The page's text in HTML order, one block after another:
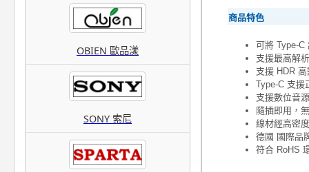
OBIEN 歐品漾
SONY 索尼
商品特色
可將 Type-C
支援最高解
支援 HDR
Type-C 支援
支援數位音
隨插即用，
線材經高密
德國 國際品
符合 RoHS